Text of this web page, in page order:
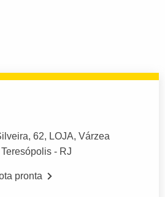
62, LOJA, Várzea
- RJ
pronta